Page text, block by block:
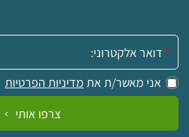
אימייל:
אני מאשר/ת את מדיניות הפרטיות
צרפו אותי